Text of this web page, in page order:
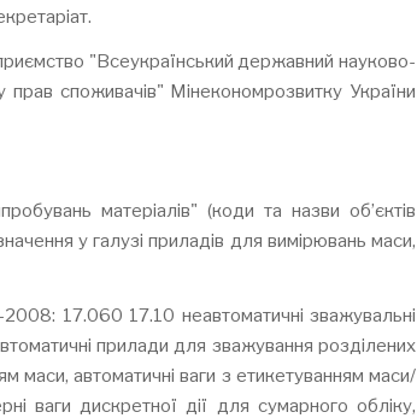
"Всеукраїнський державний науково-
прав споживачів" Мінекономрозвитку України
матеріалів" (коди та назви об’єктів
у галузі приладів для вимірювань маси,
17.060 17.10 неавтоматичні зважувальні
прилади для зважування розділених
маси, автоматичні ваги з етикетуванням маси/
ваги дискретної дії для сумарного обліку,